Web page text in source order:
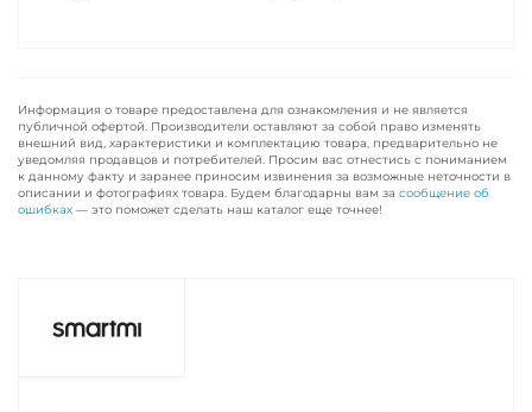
Информация о товаре предоставлена для ознакомления и не является
публичной офертой. Производители оставляют за собой право изменять
внешний вид, характеристики и комплектацию товара, предварительно не
уведомляя продавцов и потребителей. Просим вас отнестись с пониманием
к данному факту и заранее приносим извинения за возможные неточности в
описании и фотографиях товара. Будем благодарны вам за сообщение об
ошибках — это поможет сделать наш каталог еще точнее!